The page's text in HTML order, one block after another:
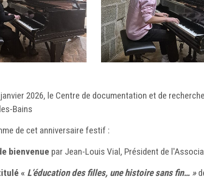
2026, le Centre de documentation et de
Bains
de cet anniversaire festif :
bienvenue par Jean-Louis Vial, Président de
« L’éducation des filles, une histoire sans fin… »